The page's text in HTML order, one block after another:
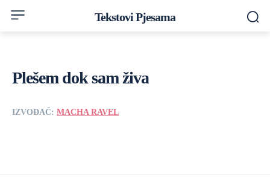
Tekstovi Pjesama
Plešem dok sam živa
IZVOĐAČ: MACHA RAVEL